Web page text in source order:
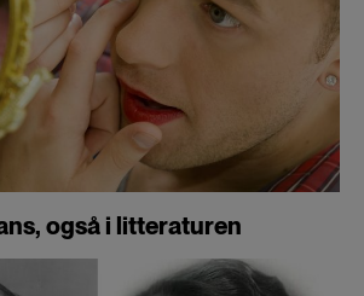
også i litteraturen